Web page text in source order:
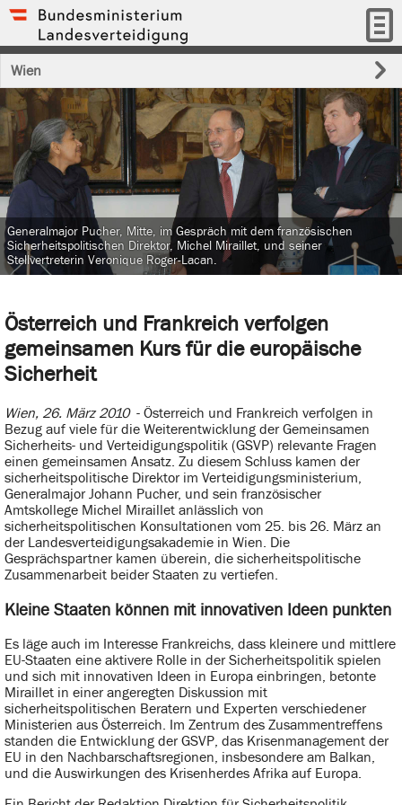
Wien
Österreich und Frankreich verfolgen
gemeinsamen Kurs für die europäische
Sicherheit
Wien, 26. März 2010 - Österreich und Frankreich verfolgen in
Bezug auf viele für die Weiterentwicklung der Gemeinsamen
Sicherheits- und Verteidigungspolitik (GSVP) relevante Fragen
einen gemeinsamen Ansatz. Zu diesem Schluss kamen der
sicherheitspolitische Direktor im Verteidigungsministerium,
Generalmajor Johann Pucher, und sein französischer
Amtskollege Michel Miraillet anlässlich von
sicherheitspolitischen Konsultationen vom 25. bis 26. März an
der Landesverteidigungsakademie in Wien. Die
Gesprächspartner kamen überein, die sicherheitspolitische
Zusammenarbeit beider Staaten zu vertiefen.
Kleine Staaten können mit innovativen Ideen punkten
Es läge auch im Interesse Frankreichs, dass kleinere und mittlere
EU-Staaten eine aktivere Rolle in der Sicherheitspolitik spielen
und sich mit innovativen Ideen in Europa einbringen, betonte
Miraillet in einer angeregten Diskussion mit
sicherheitspolitischen Beratern und Experten verschiedener
Ministerien aus Österreich. Im Zentrum des Zusammentreffens
standen die Entwicklung der GSVP, das Krisenmanagement der
EU in den Nachbarschaftsregionen, insbesondere am Balkan,
und die Auswirkungen des Krisenherdes Afrika auf Europa.
Generalmajor Pucher, Mitte, im Gespräch mit dem französischen
Sicherheitspolitischen Direktor, Michel Miraillet, und seiner
Stellvertreterin Veronique Roger-Lacan.